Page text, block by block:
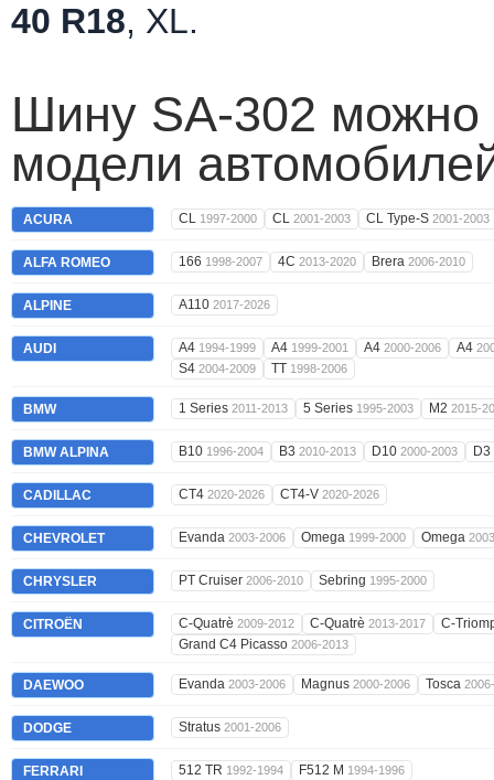
40 R18, XL.
Шину SA-302 можно
модели
ACURA CL 1997-2000 CL 2001-2003 CL Type-S 2001-2003
ALFA ROMEO 166 1998-2007 4C 2013-2020 Brera 2006-2010
ALPINE A110 2017-2026
AUDI A4 1994-1999 A4 1999-2001 A4 2000-2006 A4
S4 2004-2009 TT 1998-2006
BMW 1 Series 2011-2013 5 Series 1995-2003 M2 2015-
BMW ALPINA B10 1996-2004 B3 2010-2013 D10 2000-2003 D3
CADILLAC CT4 2020-2026 CT4-V 2020-2026
CHEVROLET Evanda 2003-2006 Omega 1999-2000 Omega
CHRYSLER PT Cruiser 2006-2010 Sebring 1995-2000
CITROËN C-Quatrè 2009-2012 C-Quatrè 2013-2017
C-
Grand C4 Picasso 2006-2013
DAEWOO Evanda 2003-2006 Magnus 2000-2006 Tosca
DODGE Stratus 2001-2006
FERRARI 512 TR 1992-1994 F512 M 1994-1996